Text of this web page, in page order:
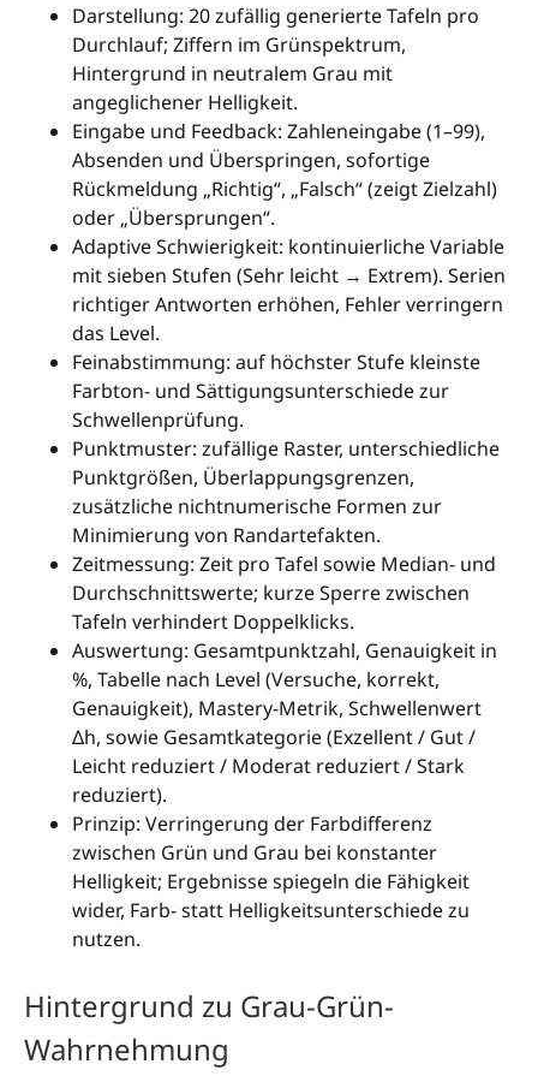
Darstellung: 20 zufällig generierte Tafeln pro
Durchlauf; Ziffern im Grünspektrum,
Hintergrund in neutralem Grau mit
angeglichener Helligkeit.
Eingabe und Feedback: Zahleneingabe (1–99),
Absenden und Überspringen, sofortige
Rückmeldung „Richtig“, „Falsch“ (zeigt Zielzahl)
oder „Übersprungen“.
Adaptive Schwierigkeit: kontinuierliche Variable
mit sieben Stufen (Sehr leicht → Extrem). Serien
richtiger Antworten erhöhen, Fehler verringern
das Level.
Feinabstimmung: auf höchster Stufe kleinste
Farbton- und Sättigungsunterschiede zur
Schwellenprüfung.
Punktmuster: zufällige Raster, unterschiedliche
Punktgrößen, Überlappungsgrenzen,
zusätzliche nichtnumerische Formen zur
Minimierung von Randartefakten.
Zeitmessung: Zeit pro Tafel sowie Median- und
Durchschnittswerte; kurze Sperre zwischen
Tafeln verhindert Doppelklicks.
Auswertung: Gesamtpunktzahl, Genauigkeit in
%, Tabelle nach Level (Versuche, korrekt,
Genauigkeit), Mastery-Metrik, Schwellenwert
Δh, sowie Gesamtkategorie (Exzellent / Gut /
Leicht reduziert / Moderat reduziert / Stark
reduziert).
Prinzip: Verringerung der Farbdifferenz
zwischen Grün und Grau bei konstanter
Helligkeit; Ergebnisse spiegeln die Fähigkeit
wider, Farb- statt Helligkeitsunterschiede zu
nutzen.
Hintergrund zu Grau-Grün-
Wahrnehmung